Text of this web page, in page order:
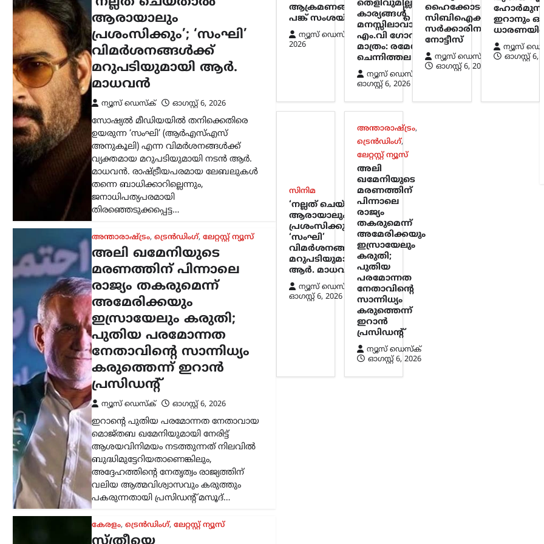
അന്താരാഷ്ട്രം, ട്രെൻഡിംഗ്
അലി ഖമേനിയുടെ
മരണത്തിന് പിന്നാലെ
രാജ്യം തകരുമെന്ന്
അമേരിക്കയും
പുതിയ പരമോന്നത
നേതാവിന്റെ സാന്നിധ്യം
കരുത്തെന്ന് ഇറാൻ
പ്രസിഡന്റ്
ന്യൂസ് ഡെസ്ക്
ഇറാന്റെ പുതിയ പരമോന്നത നേതാവായ
മൊജ്തബ ഖമേനിയുമായി നേരിട്ട്
ആശയവിനിമയം നടത്തുന്നത് നിലവിൽ
ബുദ്ധിമുട്ടേറിയതാണെങ്കിലും,
അദ്ദേഹത്തിന്റെ നേതൃത്വം രാജ്യത്തിന്
വലിയ ആത്മവിശ്വാസവും കരുത്തും
പകരുന്നതായി പ്രസിഡന്റ് മസൂദ്…
കേരളം,ട്രെൻഡിംഗ്,ലേറ്റസ്റ്റ് ന്യൂസ്
സ്ത്രീയെ
കരിങ്കുപ്പായത്തിൽ
കുഴിച്ചുമൂടുന്ന പരിപാടി;
നിഖാബ്
നിരോധിക്കണമെന്ന്
എം.എൻ. കാരശേരി
ന്യൂസ് ഡെസ്ക് ഓഗസ്റ്റ്‌ 6, 2026
മുഖം പൂർണമായി മറയ്ക്കുന്ന
പർദയായ നിഖാബ് നിരോധിക്കണമെന്ന്
എഴുത്തുകാരനും സാമൂഹ്യ
നിരീക്ഷകനുമായ എം.എൻ. കാരശേരി
അഭിപ്രായപ്പെട്ടു. നിഖാബ് ധരിക്കുന്നത്
വ്യക്തിസ്വാതന്ത്ര്യത്തിന്റെ ഭാഗമാണെന്ന
വാദത്തോട് യോജിക്കാനാകില്ലെന്നും,
അത് സ്ത്രീകളെ…
ആക്രമണങ്ങൾ; ഇറാന്റെ
പങ്ക് സംശയിച്ച് അമേരിക്ക
ന്യൂസ് ഡെസ്ക്
ഓഗസ്റ്റ്‌ 6,
2026
തെളിവുമില്ല;
കാര്യങ്ങൾ
മനസ്സിലാവാത്തത്
എം.വി ഗോവിന്ദന്
മാത്രം: രമേശ്
ചെന്നിത്തല
ന്യൂസ് ഡെസ്ക്
ഓഗസ്റ്റ്‌ 6, 2026
ഹൈക്കോടതി;
സിബിഐക്കും
സർക്കാരിനും
നോട്ടീസ്
ന്യൂസ് ഡെസ്ക്
ഓഗസ്റ്റ്‌ 6, 2026
ഇറാനും
ന്യൂസ്
ഓഗസ്റ്റ്‌ 6,
സിനിമ
‘നല്ലത് ചെയ്താൽ
ആരായാലും
പ്രശംസിക്കും’;
‘സംഘി’
വിമർശനങ്ങൾക്ക്
മറുപടിയുമായി
ആർ. മാധവൻ
ന്യൂസ് ഡെസ്ക്
ഓഗസ്റ്റ്‌ 6, 2026
അന്താരാഷ്ട്രം,
ട്രെൻഡിംഗ്,
ലേറ്റസ്റ്റ് ന്യൂസ്
അലി
ഖമേനിയുടെ
മരണത്തിന്
പിന്നാലെ
രാജ്യം
തകരുമെന്ന്
അമേരിക്കയും
ഇസ്രായേലും
കരുതി;
പുതിയ
പരമോന്നത
നേതാവിന്റെ
സാന്നിധ്യം
കരുത്തെന്ന്
ഇറാൻ
പ്രസിഡന്റ്
ന്യൂസ് ഡെസ്ക്
ഓഗസ്റ്റ്‌ 6, 2026